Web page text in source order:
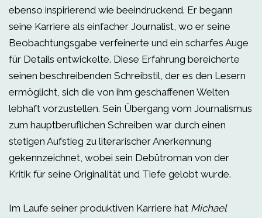
ebenso inspirierend wie beeindruckend. Er begann
seine Karriere als einfacher Journalist, wo er seine
Beobachtungsgabe verfeinerte und ein scharfes Auge
für Details entwickelte. Diese Erfahrung bereicherte
seinen beschreibenden Schreibstil, der es den Lesern
ermöglicht, sich die von ihm geschaffenen Welten
lebhaft vorzustellen. Sein Übergang vom Journalismus
zum hauptberuflichen Schreiben war durch einen
stetigen Aufstieg zu literarischer Anerkennung
gekennzeichnet, wobei sein Debütroman von der
Kritik für seine Originalität und Tiefe gelobt wurde.
Im Laufe seiner produktiven Karriere hat Michael